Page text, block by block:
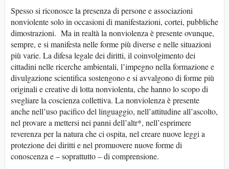
Spesso si riconosce la presenza di persone e associazioni
nonviolente solo in occasioni di manifestazioni, cortei, pubbliche
dimostrazioni. Ma in realtà la nonviolenza è presente ovunque,
sempre, e si manifesta nelle forme più diverse e nelle situazioni
più varie. La difesa legale dei diritti, il coinvolgimento dei
cittadini nelle ricerche ambientali, l’impegno nella formazione e
divulgazione scientifica sostengono e si avvalgono di forme più
originali e creative di lotta nonviolenta, che hanno lo scopo di
svegliare la coscienza collettiva. La nonviolenza è presente
anche nell’uso pacifico del linguaggio, nell’attitudine all’ascolto,
nel provare a mettersi nei panni dell’altr*, nell’esprimere
reverenza per la natura che ci ospita, nel creare nuove leggi a
protezione dei diritti e nel promuovere nuove forme di
conoscenza e – soprattutto – di comprensione.